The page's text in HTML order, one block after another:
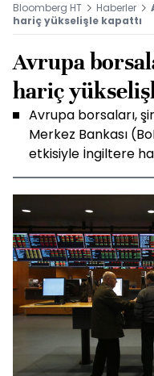
Bloomberg HT Haberler
hariç yükselişle kapattı
Avrupa
hariç
Avrupa borsaları,
Merkez Bankası
etkisiyle İngiltere